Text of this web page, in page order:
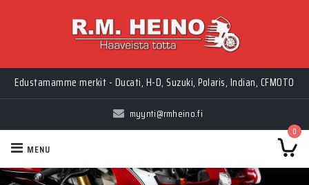
Edustamamme merkit - Ducati, H-D, Suzuki, Polaris, Indian, CFMOTO
myynti@rmheino.fi
0
MENU